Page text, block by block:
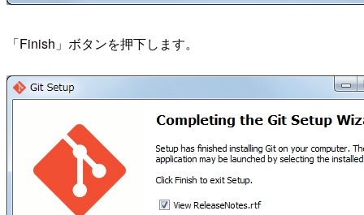
「Finish」ボタンを押下します。